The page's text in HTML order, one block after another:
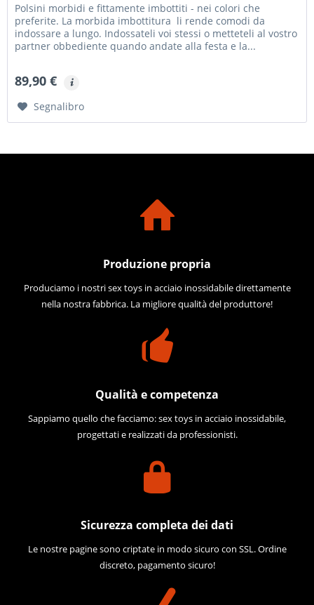
Polsini morbidi e fittamente imbottiti - nei colori che
preferite. La morbida imbottitura li rende comodi da
indossare a lungo. Indossateli voi stessi o metteteli al vostro
partner obbediente quando andate alla festa e la...
89,90 €
Segnalibro
Produzione propria
Produciamo i nostri sex toys in acciaio inossidabile direttamente
nella nostra fabbrica. La migliore qualità del produttore!
Qualità e competenza
Sappiamo quello che facciamo: sex toys in acciaio inossidabile,
progettati e realizzati da professionisti.
Sicurezza completa dei dati
Le nostre pagine sono criptate in modo sicuro con SSL. Ordine
discreto, pagamento sicuro!